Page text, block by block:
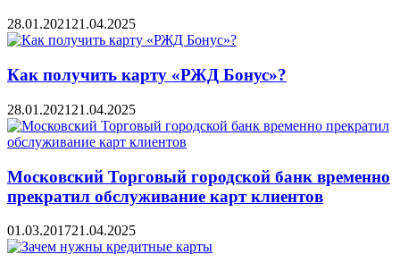
28.01.2021 21.04.2025
Как получить карту «РЖД Бонус»?
28.01.2021 21.04.2025
Московский Торговый городской банк временно
прекратил обслуживание карт клиентов
01.03.201721.04.2025